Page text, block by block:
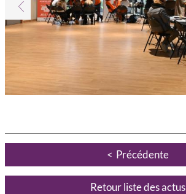
Précédente
Retour liste des actus